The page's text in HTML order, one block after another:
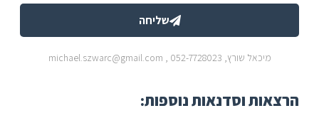
שליחה
מיכאל שורץ, 052-7728023
,
michael.szwarc@gmail.com
הרצאות וסדנאות נוספות: